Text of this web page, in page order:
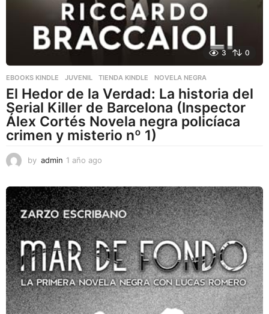
3 0
EBOOKS KINDLE ,JUVENIL ,TIENDA KINDLE NOVELA NEGRA
El Hedor de la Verdad: La historia del
Serial Killer de Barcelona (Inspector
Álex Cortés Novela negra policíaca
crimen y misterio nº 1)
by admin 1 año ago
o
a
g
o